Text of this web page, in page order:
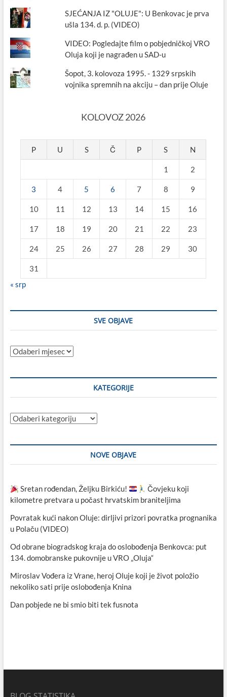
SJEĆANJA IZ "OLUJE": U Benkovac je prva
ušla 134. d. p. (VIDEO)
VIDEO: Pogledajte film o pobjedničkoj VRO
Oluja koji je nagrađen u SAD-u
Šopot, 3. kolovoza 1995. - 1329 srpskih
vojnika spremnih na akciju – dan prije Oluje
KOLOVOZ 2026
P U S Č P S N
1 2
3 4 5 6 7 8 9
10 11 12 13 14 15 16
17 18 19 20 21 22 23
24 25 26 27 28 29 30
31
« srp
SVE OBJAVE
Sve
KATEGORIJE
Kategorije
NOVE OBJAVE
Sretan rođendan, Željku Birkiću!
Čovjeku koji
kilometre pretvara u počast hrvatskim braniteljima
Povratak kući nakon Oluje: dirljivi prizori povratka prognanika
u Polaču (VIDEO)
Od obrane biogradskog kraja do oslobođenja Benkovca: put
134. domobranske pukovnije u VRO „Oluja“
Miroslav Vođera iz Vrane, heroj Oluje koji je život položio
nekoliko sati prije oslobođenja Knina
Dan pobjede ne bi smio biti tek fusnota